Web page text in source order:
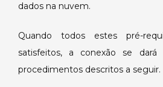
dados na nuvem.
Quando todos estes pré-
satisfeitos, a conexão se
procedimentos descritos a seguir.